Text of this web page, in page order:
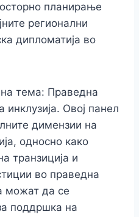
планирање
регионални
дипломатија во
тема: Праведна
инклузија. Овој панел
димензии на
односно како
транзиција и
во праведна
можат да се
поддршка на